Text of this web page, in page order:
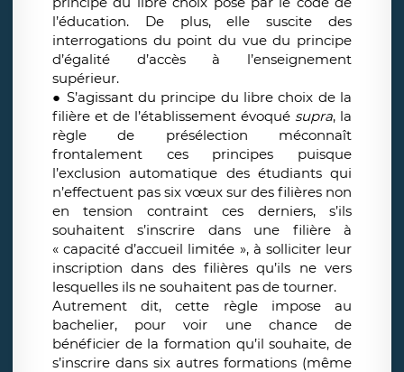
l’éducation. De plus, elle suscite des
interrogations du point du vue du principe
d’égalité d’accès à l’enseignement
supérieur.
● S’agissant du principe du libre choix de la
filière et de l’établissement évoqué supra, la
règle de présélection méconnaît
frontalement ces principes puisque
l’exclusion automatique des étudiants qui
n’effectuent pas six vœux sur des filières non
en tension contraint ces derniers, s’ils
souhaitent s’inscrire dans une filière à
« capacité d’accueil limitée », à solliciter leur
inscription dans des filières qu’ils ne vers
lesquelles ils ne souhaitent pas de tourner.
Autrement dit, cette règle impose au
bachelier, pour voir une chance de
bénéficier de la formation qu’il souhaite, de
s’inscrire dans six autres formations (même